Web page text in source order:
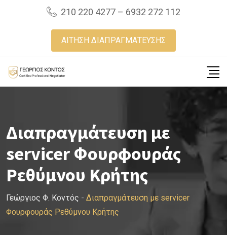
210 220 4277 – 6932 272 112
ΑΙΤΗΣΗ ΔΙΑΠΡΑΓΜΑΤΕΥΣΗΣ
Διαπραγμάτευση με
servicer Φουρφουράς
Ρεθύμνου Κρήτης
Γεώργιος Φ. Κοντός - Διαπραγμάτευση με servicer
Φουρφουράς Ρεθύμνου Κρήτης